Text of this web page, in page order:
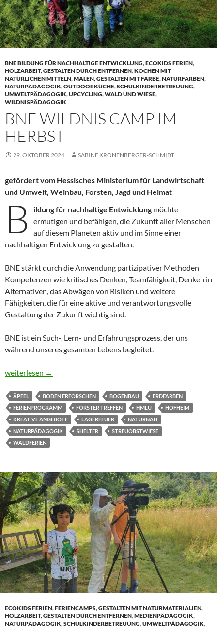
BNE BILDUNG FÜR NACHHALTIGE ENTWICKLUNG,ECOKIDS FERIEN,
HOLZARBEIT, GESTALTEN DURCH ENTFERNEN,KOCHEN MIT
NATÜRLICHEN MITTELN,MALEN, GESTALTEN MIT FARBE,NATURFARBEN,
NATURPÄDAGOGIK,OUTDOORKÜCHE,SCHULKINDERBETREUUNG,
UMWELTPÄDAGOGIK,UPCYCLING,WALD UND WIESE,
WILDNISPÄDAGOGIK
BNE WILDNIS CAMP IM
HERBST
29. OKTOBER 2024 SABINE KRONENBERGER-SCHMIDT
gefördert vom Hessisches Ministerium für Landwirtschaft
und Umwelt, Weinbau, Forsten, Jagd und Heimat
B ildung für nachhaltige Entwicklung möchte
ermutigen und befähigen, die Zukunft aller Menschen
auf diesem Planeten aktiv und im Sinne einer
nachhaltigen Entwicklung zu gestalten.
BNE stärkt durch die Anwendung partizipativer Methoden
Kompetenzen wie kritisches Denken, Teamfähigkeit, Denken in
Alternativen, das Abwägen von Risiken und weitere
Fähigkeiten, die für eine aktive und verantwortungsvolle
Gestaltung der Zukunft wichtig sind.
BNE ist ein Such-, Lern- und Erfahrungsprozess, der uns
während unseres gesamten Lebens begleitet.
BNE Wildnis Camp im Herbst
weiterlesen →
ÄPFEL BODEN ERFORSCHEN BOGENBAU
ERDFARBEN
FERIENPROGRAMM
FÖRSTER TREFFEN HMLU
HOFHEIM
KREATIVE ANGEBOTE
LAGERFEUER
NATURNAH
NATURPÄDAGOGIK
SHELTER
STREUOBSTWIESE
WALDFERIEN
ECOKIDS FERIEN,FERIENCAMPS,GESTALTEN MIT NATURMATERIALIEN,
HOLZARBEIT, GESTALTEN DURCH ENTFERNEN,MEDIENPÄDAGOGIK,
NATURPÄDAGOGIK,SCHULKINDERBETREUUNG,UMWELTPÄDAGOGIK,